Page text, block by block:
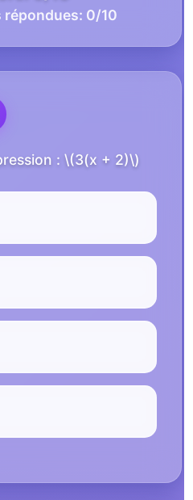
répondues: 0/10
: \(3(x + 2)\)